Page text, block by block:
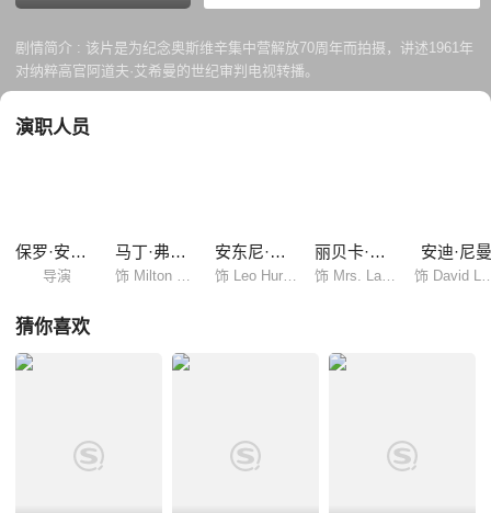
剧情简介 : 该片是为纪念奥斯维辛集中营解放70周年而拍摄，讲述1961年
对纳粹高官阿道夫·艾希曼的世纪审判电视转播。
演职人员
保罗·安德鲁·威廉姆斯
导演
马丁·弗瑞曼 安东尼·拉帕格利亚 丽贝卡·弗朗特 安迪·尼曼
猜你喜欢